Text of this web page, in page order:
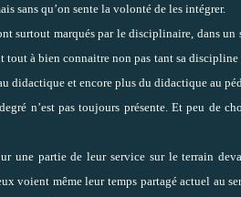
sans qu’on sente la volonté de les intégrer.
surtout marqués par le disciplinaire, dans
tout à bien connaitre non pas tant sa
didactique et encore plus du didactique au
n’est pas toujours présente. Et peu de
une partie de leur service sur le terrain
voient même leur temps partagé actuel au